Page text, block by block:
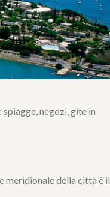
negozi, gite in
meridionale della città è il